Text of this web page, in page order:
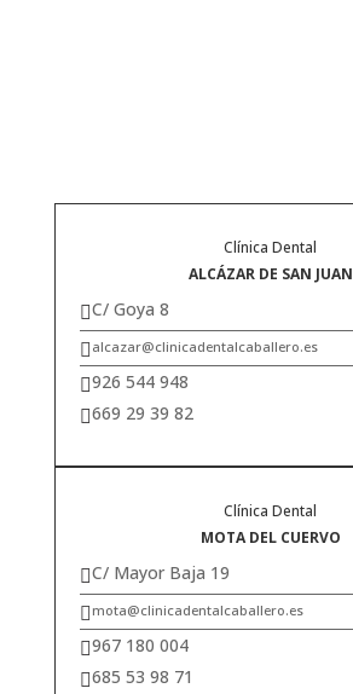
Clínica Dental
ALCÁZAR DE SAN JUAN
C/ Goya 8
 alcazar@clinicadentalcaballero.es
926 544 948
669 29 39 82
Clínica Dental
MOTA DEL CUERVO
C/ Mayor Baja 19
 mota@clinicadentalcaballero.es
967 180 004
685 53 98 71